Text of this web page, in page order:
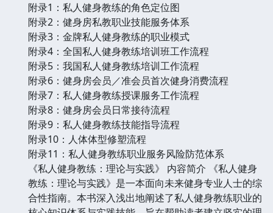
附录1：私人健身教练的角色定位图
附录2：健身房私教职业技能服务体系
附录3：金牌私人健身教练的职业模式
附录4：全国私人健身教练培训班工作流程
附录5：我国私人健身教练培训工作流程
附录6：健身房会员／准会员首次健身消费流程
附录7：私人健身教练授课服务工作流程
附录8：健身房会员日常接待流程
附录9：私人健身教练技能指导流程
附录10：人体体型修塑流程
附录11：私人健身教练职业服务风险防范体系
《私人健身教练：理论与实践》 内容简介 《私人健身
教练：理论与实践》是一本面向未来健身专业人士的综
合性指南。本书深入浅出地阐述了私人健身教练职业的